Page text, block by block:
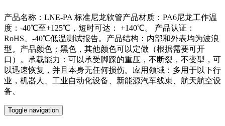
产品名称：LNE-PA 标准尼龙软管产品材质：PA6尼龙工作温
度：-40℃至+125℃，短时可达： +140℃。 产品认证：
RoHS、-40℃低温测试报告。产品结构：内部和外表均为波浪
型。产品颜色：黑色，其他颜色可以定做（根据需要可开
口）。承载能力：可以承受脚踩的重压，不断裂，不变型，可
以迅速恢复，并且本身无任何损伤。应用领域：多用于以下行
业，机器人、工业自动化设备、新能源汽车线束、航天航空设
备、
Toggle navigation